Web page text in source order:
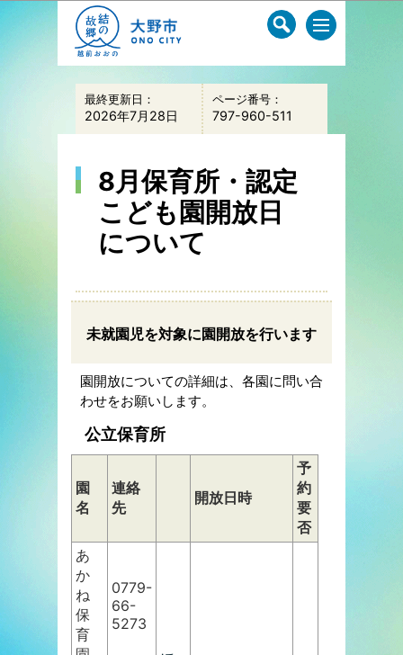
このページの本文へ移動
最終更新日：
2026年7月28日
ページ番号：
797-960-511
8月保育所・認定
こども園開放日
について
未就園児を対象に園開放を行います
園開放についての詳細は、各園に問い合
わせをお願いします。
公立保育所
園
名
連絡
先
開放日時
予
約
要
否
あ
か
ね
保
育
0779-
66-
5273